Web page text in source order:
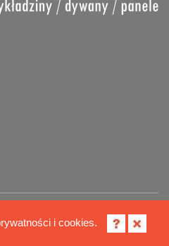
Polityka cookies
i cookies.